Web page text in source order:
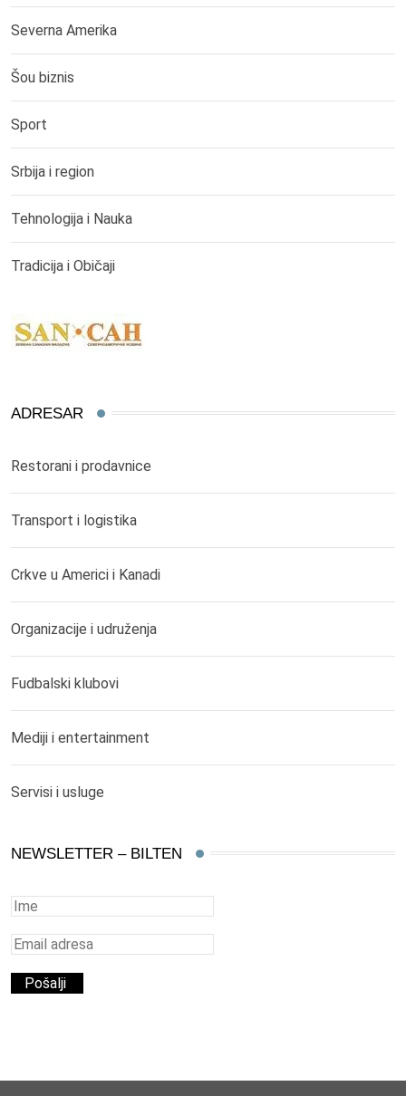
Severna Amerika
Šou biznis
Sport
Srbija i region
Tehnologija i Nauka
Tradicija i Običaji
ADRESAR
Restorani i prodavnice
Transport i logistika
Crkve u Americi i Kanadi
Organizacije i udruženja
Fudbalski klubovi
Mediji i entertainment
Servisi i usluge
NEWSLETTER – BILTEN